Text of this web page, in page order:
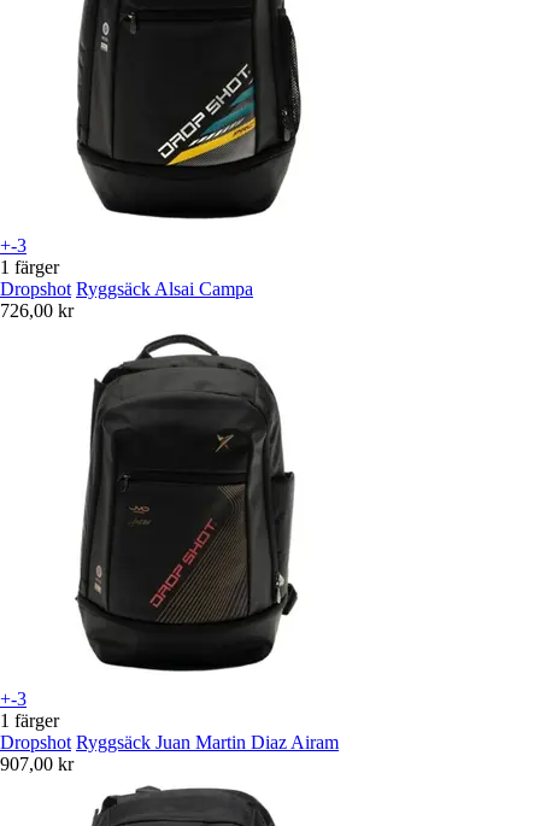
+-3
1 färger
Dropshot Ryggsäck Alsai Campa
726,00 kr
+-3
1 färger
Dropshot Ryggsäck Juan Martin Diaz Airam
907,00 kr